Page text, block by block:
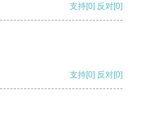
支持[0] 反对[0]
支持[0] 反对[0]